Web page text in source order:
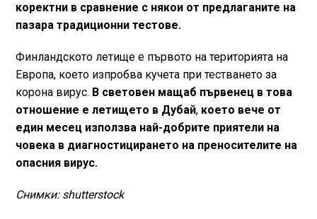
коректни в сравнение с някои от предлаганите на
пазара традиционни тестове.
Финландското летище е първото на територията на
Европа, което изпробва кучета при тестването за
корона вирус. В световен мащаб първенец в това
отношение е летището в Дубай,което вече от
един месец използва най-добрите приятели на
човека в диагностицирането на преносителите на
опасния вирус.
Снимки: shutterstock